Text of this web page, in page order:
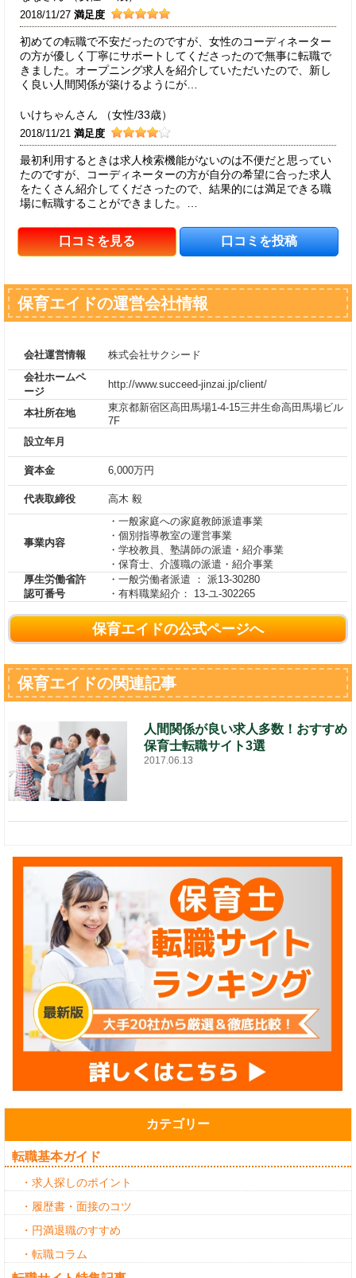
2018/11/27 満足度
初めての転職で不安だったのですが、女性のコーディネーター
の方が優しく丁寧にサポートしてくださったので無事に転職で
きました。オープニング求人を紹介していただいたので、新し
く良い人間関係が築けるようにが…
いけちゃんさん （女性/33歳）
2018/11/21 満足度
最初利用するときは求人検索機能がないのは不便だと思ってい
たのですが、コーディネーターの方が自分の希望に合った求人
をたくさん紹介してくださったので、結果的には満足できる職
場に転職することができました。…
口コミを見る 口コミを投稿
保育エイドの運営会社情報
会社運営情報
株式会社サクシード
会社ホームペ
ージ
http://www.succeed-jinzai.jp/client/
本社所在地
東京都新宿区高田馬場1-4-15三井生命高田馬場ビル
7F
設立年月
資本金 6,000万円
代表取締役 高木 毅
事業内容
・一般家庭への家庭教師派遣事業
・個別指導教室の運営事業
・学校教員、塾講師の派遣・紹介事業
・保育士、介護職の派遣・紹介事業
厚生労働省許
認可番号
・一般労働者派遣 ： 派13-30280
・有料職業紹介： 13-ユ-302265
保育エイドの公式ページへ
保育エイドの関連記事
人間関係が良い求人多数！おすすめ
保育士転職サイト3選
2017.06.13
カテゴリー
転職基本ガイド
・求人探しのポイント
・履歴書・面接のコツ
・円満退職のすすめ
・転職コラム